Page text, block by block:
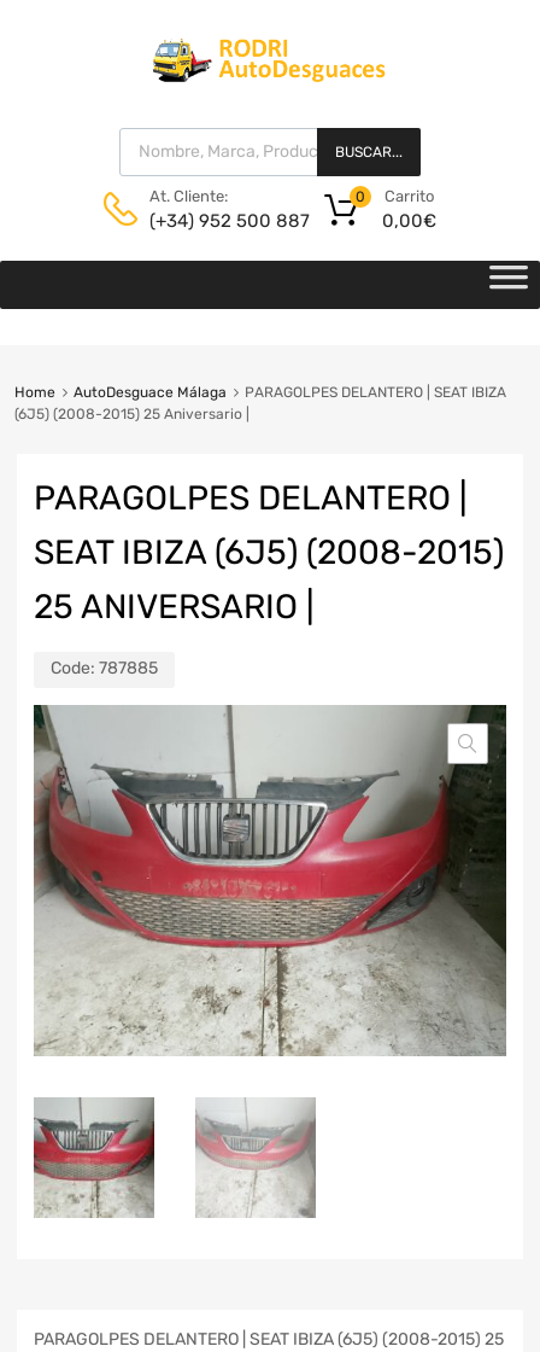
BUSCAR...
At. Cliente:
(+34) 952 500 887
Carrito
0,00€
0
Home AutoDesguace Málaga
PARAGOLPES DELANTERO | SEAT IBIZA
(6J5) (2008-2015) 25 Aniversario |
PARAGOLPES DELANTERO |
SEAT IBIZA (6J5) (2008-2015)
25 ANIVERSARIO |
Code: 787885
PARAGOLPES DELANTERO | SEAT IBIZA (6J5) (2008-2015) 25